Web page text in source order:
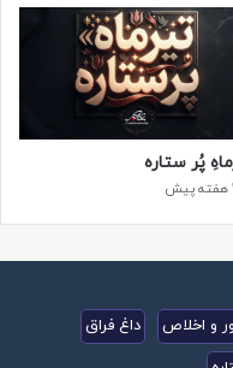
پُر ستاره
و اخلاص
داغ فراق